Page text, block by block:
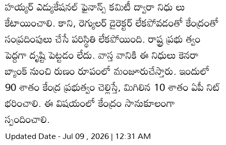
హయ్యర్‌ ఎడ్యుకేషనల్‌ ఫైనాన్స్‌ కమిటీ ద్వారా నిధు లు
కేటాయించాలి. కాని, రెగ్యులర్‌ డైరెక్టర్‌ లేకపోవడంతో కేంద్రంతో
సంప్రదింపులు చేసే పరిస్థితి లేకపోయింది. రాష్ట్ర ప్రభు త్వం
పెద్దగా దృష్టి పెట్టడం లేదు. వాస్త వానికి ఈ నిధులు కెనరా
బ్యాంక్‌ నుంచి రుణం రూపంలో మంజూరుచేస్తారు. ఇందులో
90 శాతం కేంద్ర ప్రభుత్వం చెల్లిస్తే, మిగిలిన 10 శాతం ఏపీ నిట్‌
భరించాలి. ఈ విషయంలో కేంద్రం సానుకూలంగా
స్పందించాలి.
Updated Date - Jul 09 , 2026 | 12:31 AM